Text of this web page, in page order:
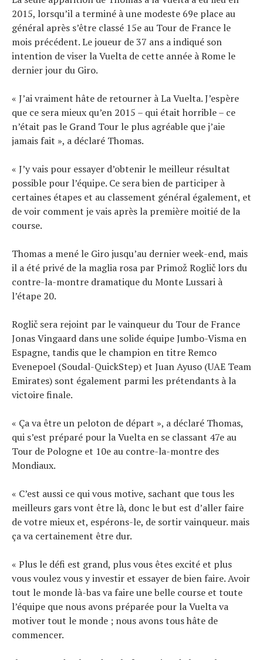
2015, lorsqu’il a terminé à une modeste 69e place au
général après s’être classé 15e au Tour de France le
mois précédent. Le joueur de 37 ans a indiqué son
intention de viser la Vuelta de cette année à Rome le
dernier jour du Giro.
« J’ai vraiment hâte de retourner à La Vuelta. J’espère
que ce sera mieux qu’en 2015 – qui était horrible – ce
n’était pas le Grand Tour le plus agréable que j’aie
jamais fait », a déclaré Thomas.
« J’y vais pour essayer d’obtenir le meilleur résultat
possible pour l’équipe. Ce sera bien de participer à
certaines étapes et au classement général également, et
de voir comment je vais après la première moitié de la
course.
Thomas a mené le Giro jusqu’au dernier week-end, mais
il a été privé de la maglia rosa par Primož Roglič lors du
contre-la-montre dramatique du Monte Lussari à
l’étape 20.
Roglič sera rejoint par le vainqueur du Tour de France
Jonas Vingaard dans une solide équipe Jumbo-Visma en
Espagne, tandis que le champion en titre Remco
Evenepoel (Soudal-QuickStep) et Juan Ayuso (UAE Team
Emirates) sont également parmi les prétendants à la
victoire finale.
« Ça va être un peloton de départ », a déclaré Thomas,
qui s’est préparé pour la Vuelta en se classant 47e au
Tour de Pologne et 10e au contre-la-montre des
Mondiaux.
« C’est aussi ce qui vous motive, sachant que tous les
meilleurs gars vont être là, donc le but est d’aller faire
de votre mieux et, espérons-le, de sortir vainqueur. mais
ça va certainement être dur.
« Plus le défi est grand, plus vous êtes excité et plus
vous voulez vous y investir et essayer de bien faire. Avoir
tout le monde là-bas va faire une belle course et toute
l’équipe que nous avons préparée pour la Vuelta va
motiver tout le monde ; nous avons tous hâte de
commencer.